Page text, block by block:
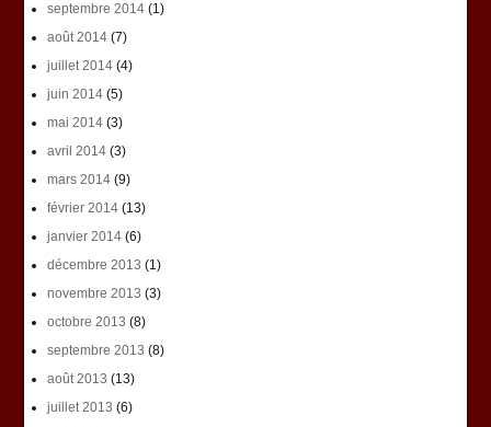
septembre 2014(1)
août 2014(7)
juillet 2014(4)
juin 2014(5)
mai 2014(3)
avril 2014(3)
mars 2014(9)
février 2014(13)
janvier 2014(6)
décembre 2013 (1)
novembre 2013 (3)
octobre 2013 (8)
septembre 2013 (8)
août 2013 (13)
juillet 2013 (6)